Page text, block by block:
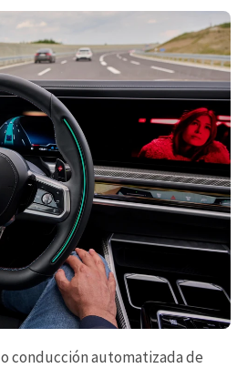
conducción automatizada de